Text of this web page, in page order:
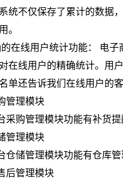
统不仅保存了累计的数据
。
在线用户统计功能：
电子
在线用户的精确统计。用
单还告诉我们在线用户的
管理模块
采购管理模块功能有补货
管理模块
仓储管理模块功能有仓库
后管理模块